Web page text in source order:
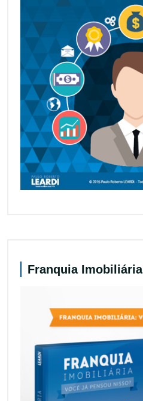
Franquia Imobiliária